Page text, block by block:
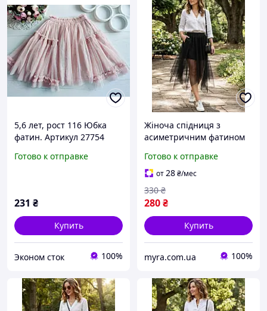
5,6 лет, рост 116 Юбка
фатин. Артикул 27754
Готово к отправке
231 ₴
Купить
Эконом сток 100%
Жіноча спідниця з
асиметричним фатином
(10-39)
Готово к отправке
от28₴/мес
280₴
330 ₴
Купить
myra.com.ua 100%